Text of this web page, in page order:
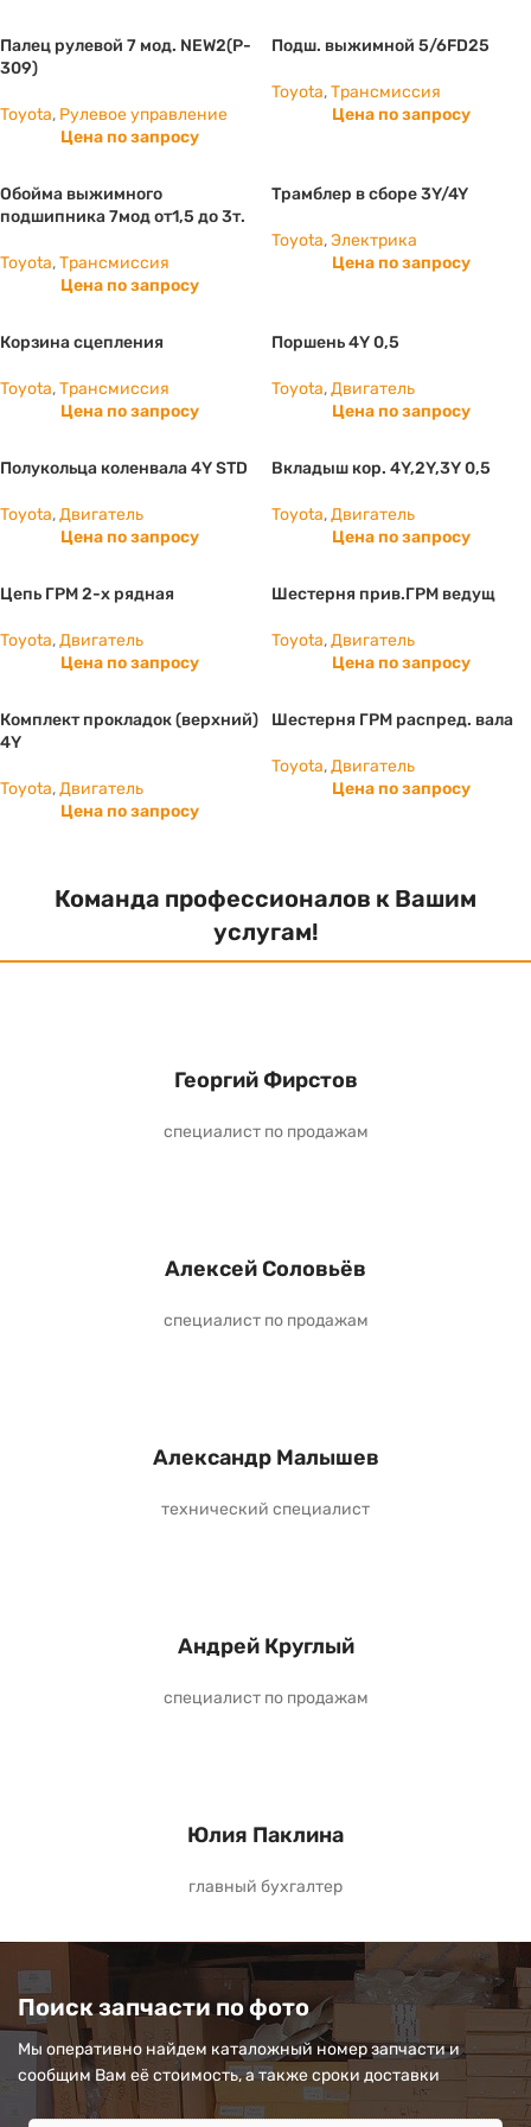
Палец рулевой 7 мод. NEW2(P-
309)
Toyota, Рулевое управление
Цена по запросу
Подш. выжимной 5/6FD25
Toyota,Трансмиссия
Цена по запросу
Обойма выжимного
подшипника 7мод от1,5 до 3т.
Toyota,Трансмиссия
Цена по запросу
Трамблер в сборе 3Y/4Y
Toyota,Электрика
Цена по запросу
Корзина сцепления
Toyota,Трансмиссия
Цена по запросу
Поршень 4Y 0,5
Toyota,Двигатель
Цена по запросу
Полукольца коленвала 4Y STD
Toyota,Двигатель
Цена по запросу
Вкладыш кор. 4Y,2Y,3Y 0,5
Toyota,Двигатель
Цена по запросу
Цепь ГРМ 2-х рядная
Toyota,Двигатель
Цена по запросу
Шестерня прив.ГРМ ведущ
Toyota,Двигатель
Цена по запросу
Комплект прокладок (верхний)
4Y
Toyota,Двигатель
Цена по запросу
Шестерня ГРМ распред. вала
Toyota,Двигатель
Цена по запросу
Команда профессионалов к Вашим
услугам!
Георгий Фирстов
специалист по продажам
Алексей Соловьёв
специалист по продажам
Александр Малышев
технический специалист
Андрей Круглый
специалист по продажам
Юлия Паклина
главный бухгалтер
Поиск запчасти по фото
Мы оперативно найдем каталожный номер запчасти и
сообщим Вам её стоимость, а также сроки доставки